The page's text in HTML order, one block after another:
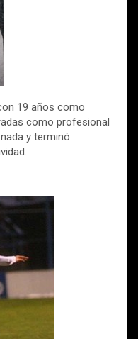
19 años como
como profesional
y terminó